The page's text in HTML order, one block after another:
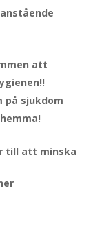
att
på sjukdom
till att minska